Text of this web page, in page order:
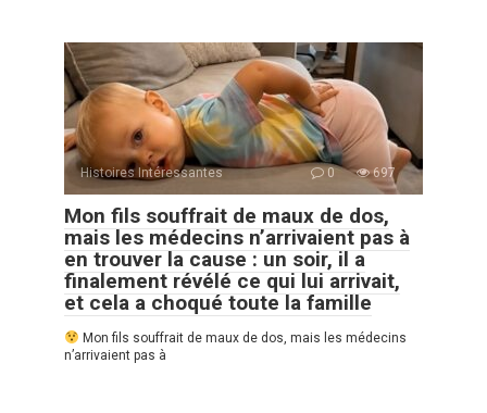
Histoires Intéressantes 0 697
Mon fils souffrait de maux de dos,
mais les médecins n’arrivaient pas à
en trouver la cause : un soir, il a
finalement révélé ce qui lui arrivait,
et cela a choqué toute la famille
Mon fils souffrait de maux de dos, mais les médecins
n’arrivaient pas à